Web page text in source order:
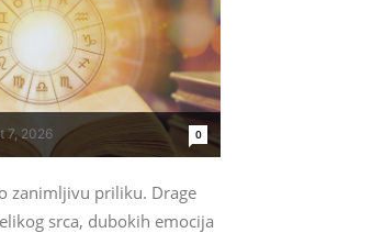
7, 2026 0
zanimljivu priliku. Drage
srca, dubokih emocija